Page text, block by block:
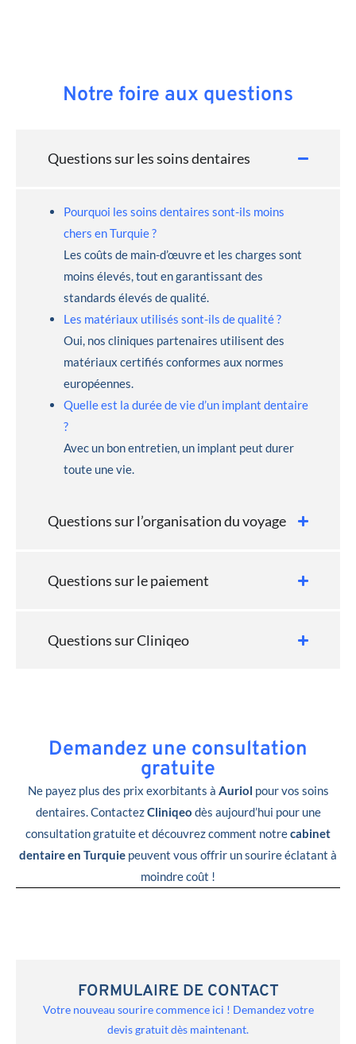
Notre foire aux questions
Questions sur les soins dentaires
Pourquoi les soins dentaires sont-ils moins
chers en Turquie ?
Les coûts de main-d’œuvre et les charges sont
moins élevés, tout en garantissant des
standards élevés de qualité.
Les matériaux utilisés sont-ils de qualité ?
Oui, nos cliniques partenaires utilisent des
matériaux certifiés conformes aux normes
européennes.
Quelle est la durée de vie d’un implant dentaire
?
Avec un bon entretien, un implant peut durer
toute une vie.
Questions sur l’organisation du voyage
Questions sur le paiement
Questions sur Cliniqeo
Demandez une consultation
gratuite
Ne payez plus des prix exorbitants à Auriol pour vos soins
dentaires. ContactezCliniqeo dès aujourd’hui pour une
consultation gratuite et découvrez comment notrecabinet
dentaire en Turquie peuvent vous offrir un sourire éclatant à
moindre coût !
FORMULAIRE DE CONTACT
Votre nouveau sourire commence ici ! Demandez votre
devis gratuit dès maintenant.